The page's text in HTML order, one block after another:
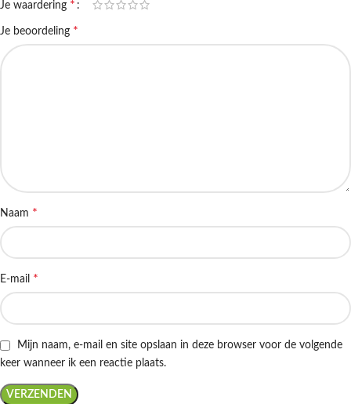
Je waardering *
Je beoordeling *
Naam *
E-mail *
Mijn naam, e-mail en site opslaan in deze browser voor de volgende
keer wanneer ik een reactie plaats.